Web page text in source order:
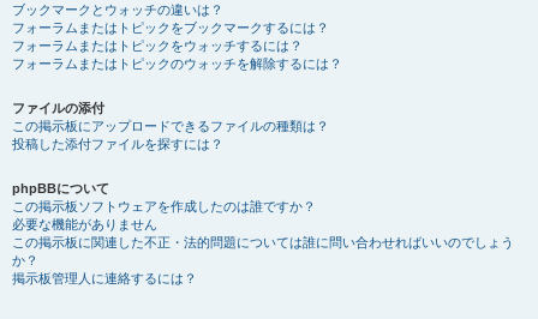
ブックマークとウォッチの違いは？
フォーラムまたはトピックをブックマークするには？
フォーラムまたはトピックをウォッチするには？
フォーラムまたはトピックのウォッチを解除するには？
ファイルの添付
この掲示板にアップロードできるファイルの種類は？
投稿した添付ファイルを探すには？
phpBBについて
この掲示板ソフトウェアを作成したのは誰ですか？
必要な機能がありません
この掲示板に関連した不正・法的問題については誰に問い合わせればいいのでしょう
か？
掲示板管理人に連絡するには？